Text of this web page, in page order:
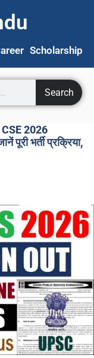
Scholarship
Search
2026
पूरी भर्ती प्रक्रिया,